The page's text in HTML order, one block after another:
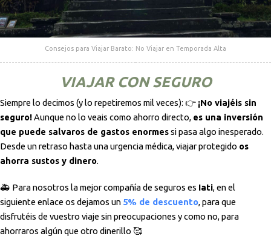
Consejos para Viajar Barato: No Viajar en Temporada Alta
VIAJAR CON SEGURO
Siempre lo decimos (y lo repetiremos mil veces): 👉 ¡No viajéis sin
seguro!Aunque no lo veais como ahorro directo, es una inversión
que puede salvaros de gastos enormessi pasa algo inesperado.
Desde un retraso hasta una urgencia médica, viajar protegido os
ahorra sustos y dinero.
🚑 Para nosotros la mejor compañía de seguros es Iati, en el
siguiente enlace os dejamos un 5% de descuento, para que
disfrutéis de vuestro viaje sin preocupaciones y como no, para
ahorraros algún que otro dinerillo 🥰